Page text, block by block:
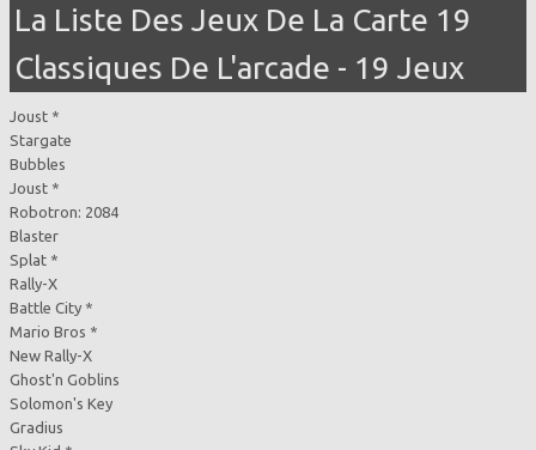
La Liste Des Jeux De La Carte 19
Classiques De L'arcade - 19 Jeux
Joust *
Stargate
Bubbles
Joust *
Robotron: 2084
Blaster
Splat *
Rally-X
Battle City *
Mario Bros *
New Rally-X
Ghost'n Goblins
Solomon's Key
Gradius